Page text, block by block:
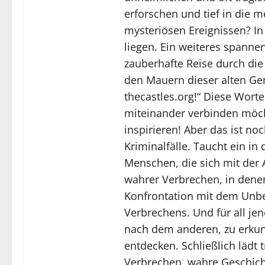
erforschen und tief in die
mysteriösen Ereignissen?
liegen. Ein weiteres
zauberhafte Reise durch
den Mauern dieser alten
thecastles.org!“ Diese
miteinander verbinden
inspirieren! Aber das ist
Kriminalfälle. Taucht ein in
Menschen, die sich mit der
wahrer Verbrechen, in
Konfrontation mit dem
Verbrechens. Und für all
nach dem anderen, zu
entdecken. Schließlich lädt
Verbrechen, wahre